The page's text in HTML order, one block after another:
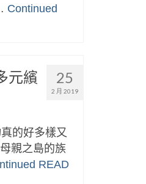
Continued
25
2 月 2019
元繽
的好多樣又
親之島的族
READ